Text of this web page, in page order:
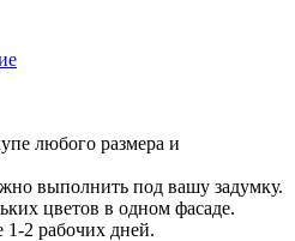
любого размера и
выполнить под вашу задумку.
цветов в одном фасаде.
1-2 рабочих дней.